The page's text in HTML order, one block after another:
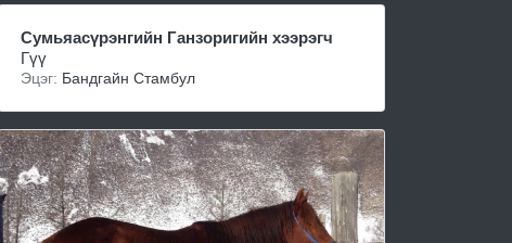
Сумьяасүрэнгийн Ганзоригийн хээрэгч
Гүү
Эцэг: Бандгайн Стамбул